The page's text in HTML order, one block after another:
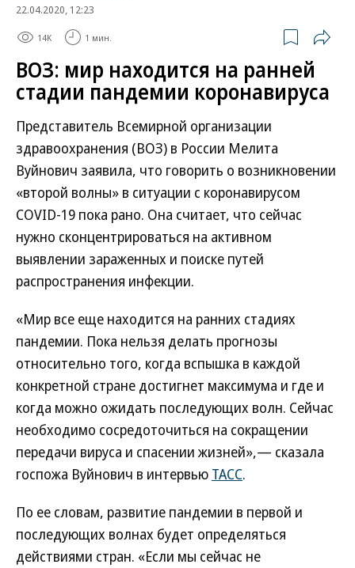
22.04.2020, 12:23
14K 1 мин.
ВОЗ: мир находится на ранней
стадии пандемии коронавируса
Представитель Всемирной организации
здравоохранения (ВОЗ) в России Мелита
Вуйнович заявила, что говорить о возникновении
«второй волны» в ситуации с коронавирусом
COVID-19 пока рано. Она считает, что сейчас
нужно сконцентрироваться на активном
выявлении зараженных и поиске путей
распространения инфекции.
«Мир все еще находится на ранних стадиях
пандемии. Пока нельзя делать прогнозы
относительно того, когда вспышка в каждой
конкретной стране достигнет максимума и где и
когда можно ожидать последующих волн. Сейчас
необходимо сосредоточиться на сокращении
передачи вируса и спасении жизней»,— сказала
госпожа Вуйнович в интервью ТАСС.
По ее словам, развитие пандемии в первой и
последующих волнах будет определяться
действиями стран. «Если мы сейчас не